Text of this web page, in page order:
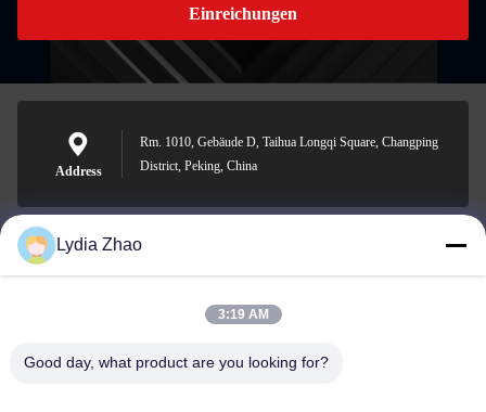
Einreichungen
Address
Rm. 1010, Gebäude D, Taihua Longqi Square, Changping
District, Peking, China
jesingd@vip.sina.com
Lydia Zhao
3:19 AM
Good day, what product are you looking for?